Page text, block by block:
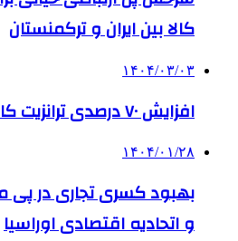
کالا بین ایران و ترکمنستان
۱۴۰۴/۰۳/۰۳
افزایش ۷۰ درصدی ترانزیت کالا در خراسان رضوی
۱۴۰۴/۰۱/۲۸
بهبود کسری تجاری در پی
و اتحادیه اقتصادی اوراسیا